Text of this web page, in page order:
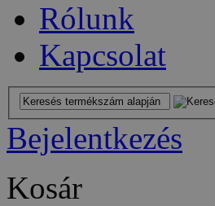
Rólunk
Kapcsolat
Bejelentkezés
Kosár